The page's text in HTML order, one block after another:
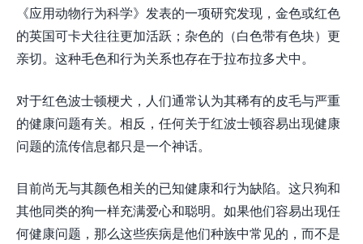
《应用动物行为科学》发表的一项研究发现，金色或红色
的英国可卡犬往往更加活跃；杂色的（白色带有色块）更
亲切。这种毛色和行为关系也存在于拉布拉多犬中。
对于红色波士顿梗犬，人们通常认为其稀有的皮毛与严重
的健康问题有关。相反，任何关于红波士顿容易出现健康
问题的流传信息都只是一个神话。
目前尚无与其颜色相关的已知健康和行为缺陷。这只狗和
其他同类的狗一样充满爱心和聪明。如果他们容易出现任
何健康问题，那么这些疾病是他们种族中常见的，而不是